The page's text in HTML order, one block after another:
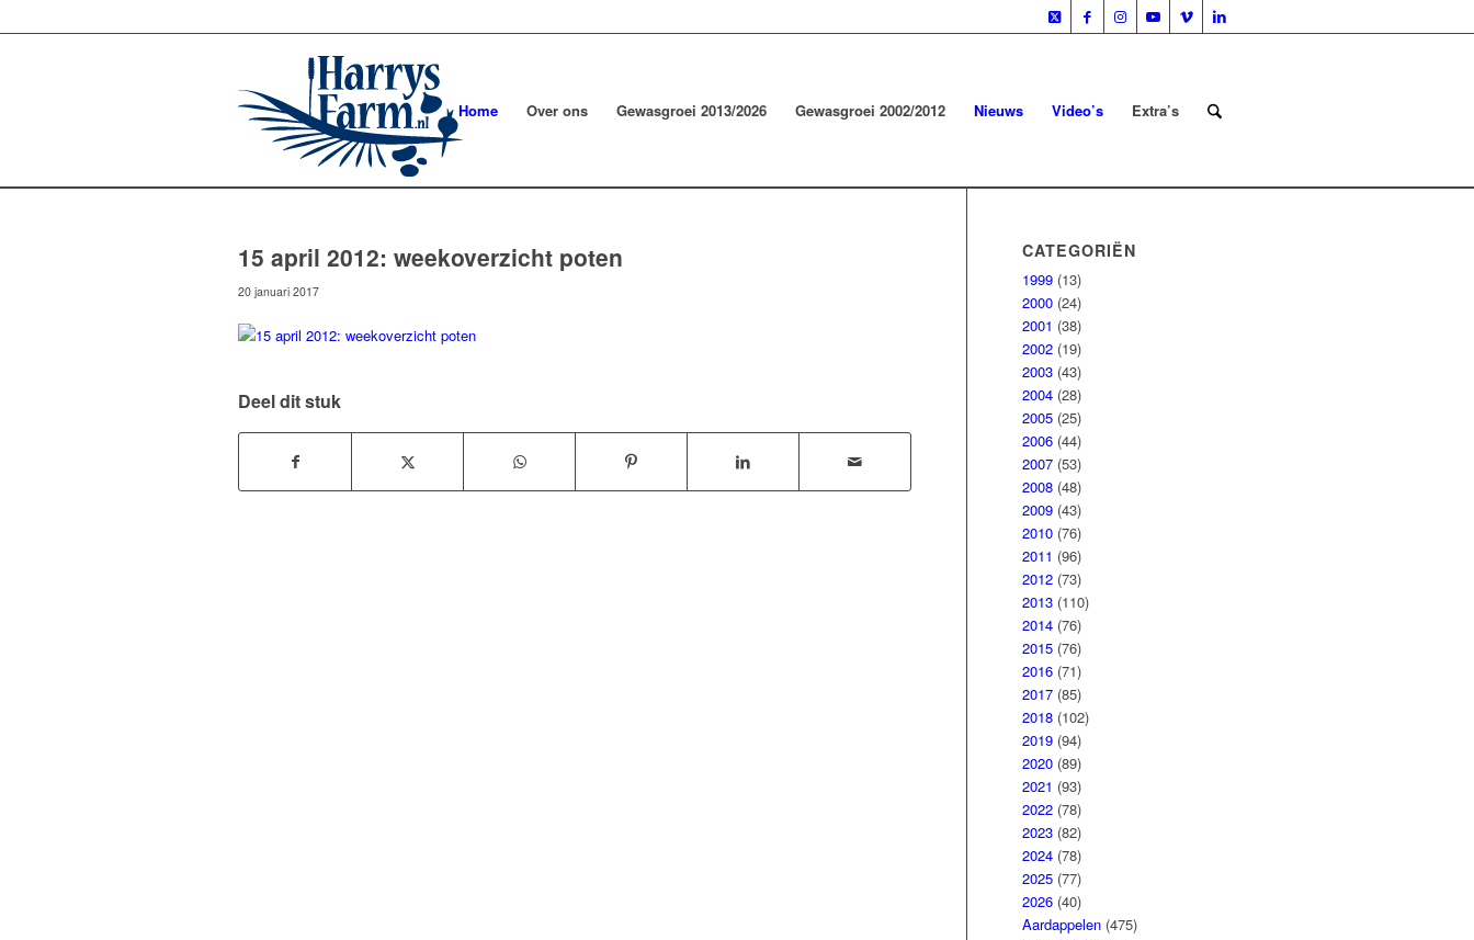
Home Over ons Gewasgroei 2013/2026 Gewasgroei 2002/2012 Nieuws Video’s Extra’s
15 april 2012: weekoverzicht poten
20 januari 2017
Deel dit stuk
CATEGORIËN
1999 (13)
2000 (24)
2001 (38)
2002 (19)
2003 (43)
2004 (28)
2005 (25)
2006 (44)
2007 (53)
2008 (48)
2009 (43)
2010 (76)
2011 (96)
2012 (73)
2013 (110)
2014 (76)
2015 (76)
2016 (71)
2017 (85)
2018 (102)
2019 (94)
2020 (89)
2021 (93)
2022 (78)
2023 (82)
2024 (78)
2025 (77)
2026 (40)
Aardappelen (475)